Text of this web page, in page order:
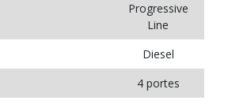
Progressive
Line
Diesel
4 portes